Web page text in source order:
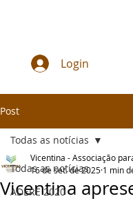
Login
Post
Todas as notícias
ADERE 2020
Todas as notícias
Vicentina
Vicentina - Associação
16 de set. de 2025 1 min